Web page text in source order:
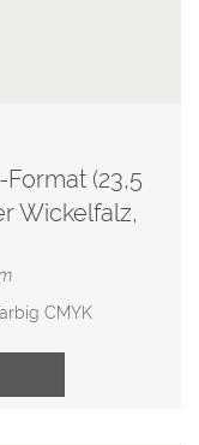
(23,5
Wickelfalz,
CMYK